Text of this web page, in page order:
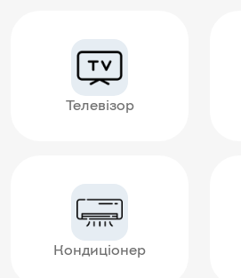
Телевізор
Кондиціонер